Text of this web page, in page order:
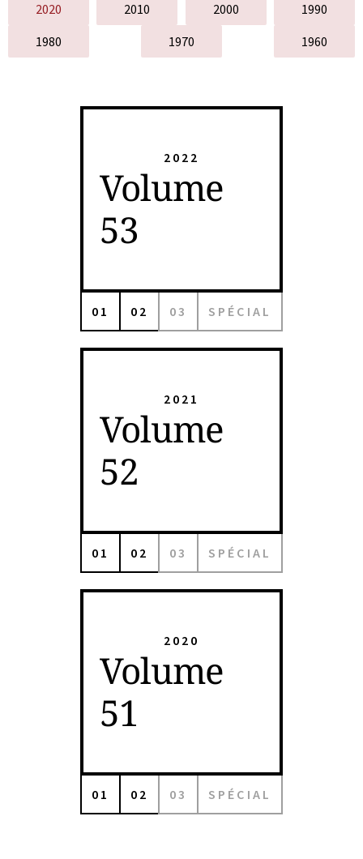
2020 2010 2000
1990
1980
1970 1960
2022
Volume
53
01 02 03 SPÉCIAL
2021
Volume
52
01 02 03 SPÉCIAL
2020
Volume
51
01 02 03 SPÉCIAL